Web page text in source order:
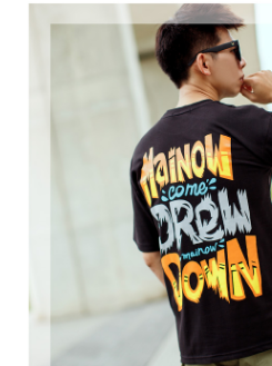
【「AFTEE先享後付」結帳流程】
１．於結帳方式選擇「AFTEE先享後付
結帳頁面，進行簡訊認證並確認金額後，
２．訂單成立數日內，您將收到繳費通知
３．收到繳費通知簡訊後14天內，點擊
ATM／網路銀行／等多元方式進行付款，
※ 請注意：結帳手續完成當下不需立刻
購買商品的店家。未經商家同意取消之
後付繳納相關費用。
※ 交易是否成功請以「AFTEE先享後付
是否繳費成功／繳費後需取消欲退款等
https://
１．透過由恩沛科技股份有限公司提供
易，需依本服務之必要範圍內提供個人資
權轉讓予恩沛科技股份有限公司。
２．關於個人資料處理事宜，請瀏覽以下
先付款後全家取貨
每筆NT$80，滿NT$1,800(含以上)免
每筆NT$80，滿NT$1,800(含以上)
先付款後7-11取貨
每筆NT$80，滿NT$1,800(含以上)
每筆NT$120，滿NT$3,000(含以上)